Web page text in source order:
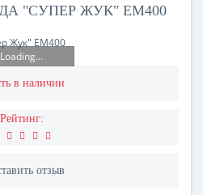
"СУПЕР ЖУК" EM400
Loading...
в наличии
Рейтинг:
отзыв